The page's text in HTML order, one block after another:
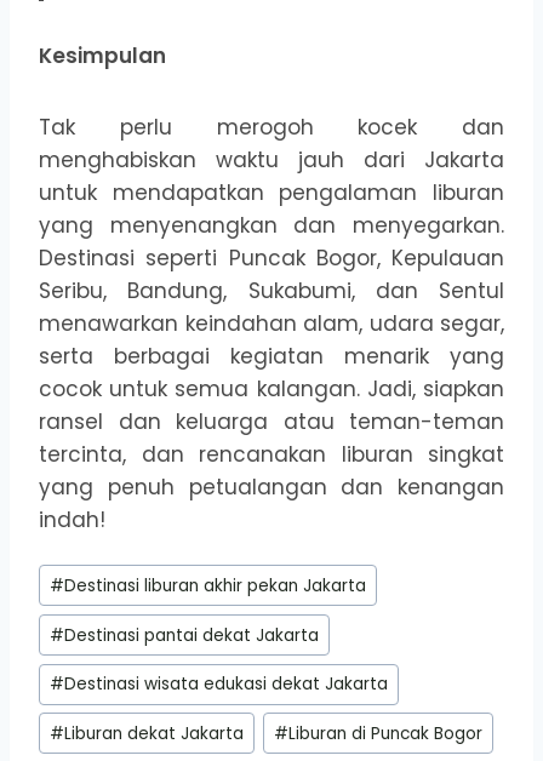
Kesimpulan
Tak perlu merogoh kocek dan
menghabiskan waktu jauh dari Jakarta
untuk mendapatkan pengalaman liburan
yang menyenangkan dan menyegarkan.
Destinasi seperti Puncak Bogor, Kepulauan
Seribu, Bandung, Sukabumi, dan Sentul
menawarkan keindahan alam, udara segar,
serta berbagai kegiatan menarik yang
cocok untuk semua kalangan. Jadi, siapkan
ransel dan keluarga atau teman-teman
tercinta, dan rencanakan liburan singkat
yang penuh petualangan dan kenangan
indah!
Post
Tags:
#Destinasi liburan akhir pekan Jakarta
#Destinasi pantai dekat Jakarta
#Destinasi wisata edukasi dekat Jakarta
#Liburan dekat Jakarta #Liburan di Puncak Bogor